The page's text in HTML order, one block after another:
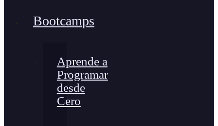
Bootcamps
Aprende a
Programar
desde
Cero